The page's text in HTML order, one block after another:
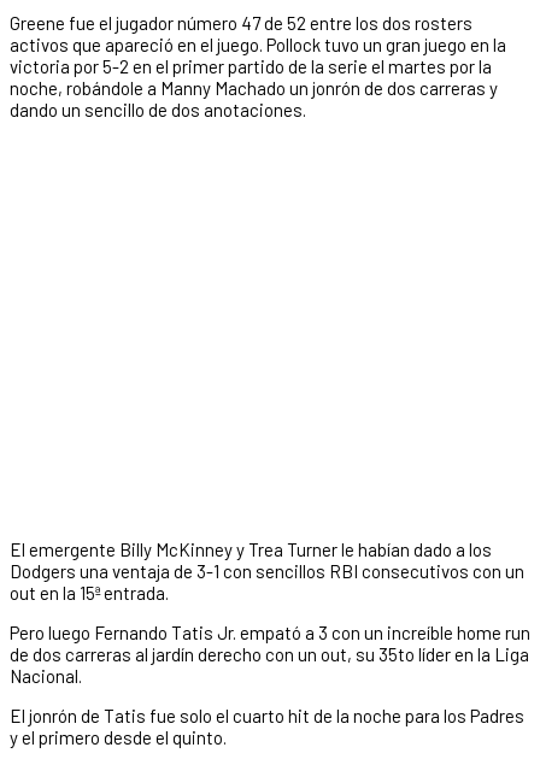
Greene fue el jugador número 47 de 52 entre los dos rosters
activos que apareció en el juego. Pollock tuvo un gran juego en la
victoria por 5-2 en el primer partido de la serie el martes por la
noche, robándole a Manny Machado un jonrón de dos carreras y
dando un sencillo de dos anotaciones.
El emergente Billy McKinney y Trea Turner le habían dado a los
Dodgers una ventaja de 3-1 con sencillos RBI consecutivos con un
out en la 15ª entrada.
Pero luego Fernando Tatis Jr. empató a 3 con un increíble home run
de dos carreras al jardín derecho con un out, su 35to líder en la Liga
Nacional.
El jonrón de Tatis fue solo el cuarto hit de la noche para los Padres
y el primero desde el quinto.